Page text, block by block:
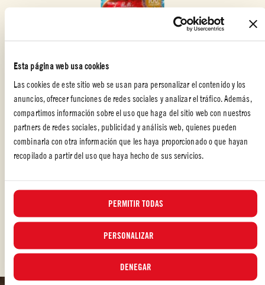
Esta página web usa cookies
Las cookies de este sitio web se usan para personalizar el contenido y los
anuncios, ofrecer funciones de redes sociales y analizar el tráfico. Además,
compartimos información sobre el uso que haga del sitio web con nuestros
partners de redes sociales, publicidad y análisis web, quienes pueden
combinarla con otra información que les haya proporcionado o que hayan
recopilado a partir del uso que haya hecho de sus servicios.
PERMITIR TODAS
PERSONALIZAR
DENEGAR
Tomates picados
finamente
Más información
POLPA
Mutti Polpa conserva toda la frescura de los tomates recién cosechados. Es
un producto único que combina la parte pulposa del tomate finamente
sabor ligeramente herbáceo y color rojo intenso. La Polpa Mutti tiene un
mayor contenido líquido que la Passata, por lo que también es ideal para
cocciones largas a altas temperaturas (como en el horno).
Ideal para: Salsas, guisos, sopas